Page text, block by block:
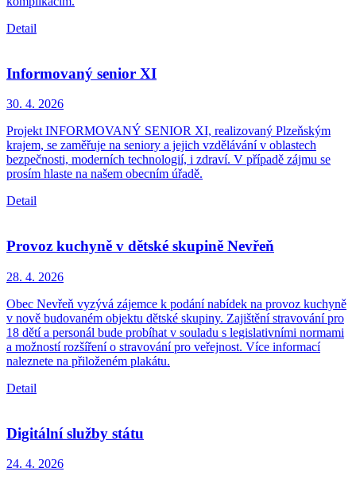
Detail
Informovaný senior XI
30. 4. 2026
Projekt INFORMOVANÝ SENIOR XI, realizovaný Plzeňským
krajem, se zaměřuje na seniory a jejich vzdělávání v oblastech
bezpečnosti, moderních technologií, i zdraví. V případě zájmu se
prosím hlaste na našem obecním úřadě.
Detail
Provoz kuchyně v dětské skupině Nevřeň
28. 4. 2026
Obec Nevřeň vyzývá zájemce k podání nabídek na provoz kuchyně
v nově budovaném objektu dětské skupiny. Zajištění stravování pro
18 dětí a personál bude probíhat v souladu s legislativními normami
a možností rozšíření o stravování pro veřejnost. Více informací
naleznete na přiloženém plakátu.
Detail
Digitální služby státu
24. 4. 2026